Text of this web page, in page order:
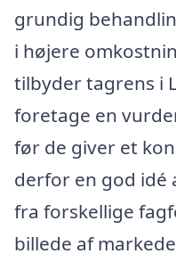
grundig
i højere
tilbyder tagrens i
foretage en
før de giver et
derfor en god idé
fra forskellige
billede af